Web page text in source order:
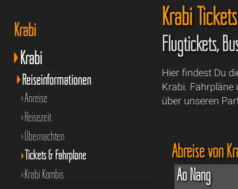
Krabi
Flugtickets,
Hier findest Du
Krabi. Fahrpläne
über unseren
Abreise von
Ao Nang
Krabi
Krabi
Reiseinformationen
Anreise
Reisezeit
Übernachten
Tickets & Fahrpläne
Krabi Kombis